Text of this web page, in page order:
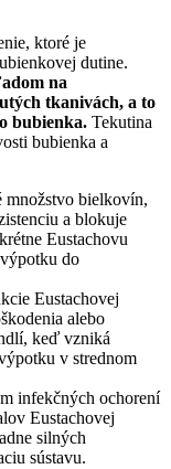
ktoré je
dutine.
na
tkanivách, a to
bubienka. Tekutina
bubienka a
množstvo bielkovín,
a blokuje
Eustachovu
do
Eustachovej
alebo
keď vzniká
v strednom
infekčných ochorení
Eustachovej
silných
sústavu.